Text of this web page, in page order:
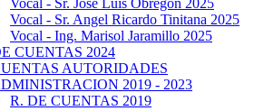
Vocal - Sr. Jose Luis Obregon 2025
Vocal - Sr. Angel Ricardo Tinitana 2025
Vocal - Ing. Marisol Jaramillo 2025
CUENTAS 2024
AUTORIDADES
2019 - 2023
R. DE CUENTAS 2019